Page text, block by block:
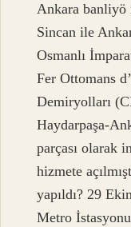
Ankara banliyö
Sincan ile
Osmanlı
Fer Ottomans
Demiryolları
Haydarpaşa-
parçası olarak
hizmete
yapıldı? 29
Metro